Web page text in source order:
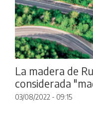
La madera de
considerada
03/08/2022 - 09:15